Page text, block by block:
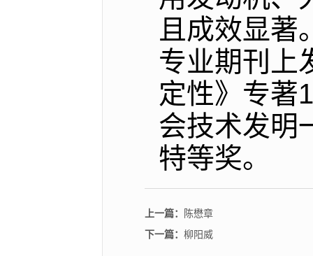
且成效显
专业期刊上
定性》专著
会技术发明
特等奖。
上一篇：
陈懋章
下一篇： 柳阳威